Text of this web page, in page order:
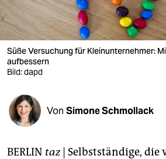
verlag
verlag
veranstaltungen
fragen & hilfe
Süße Versuchung für Kleinunternehmer:
aufbessern
Bild: dapd
Von Simone Schmollack
BERLIN taz| Selbstständige, die